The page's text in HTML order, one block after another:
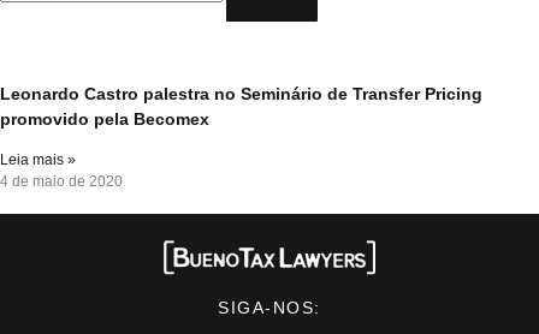
Leonardo Castro palestra no Seminário de Transfer Pricing
promovido pela Becomex
Leia mais »
4 de maio de 2020
SIGA-NOS: